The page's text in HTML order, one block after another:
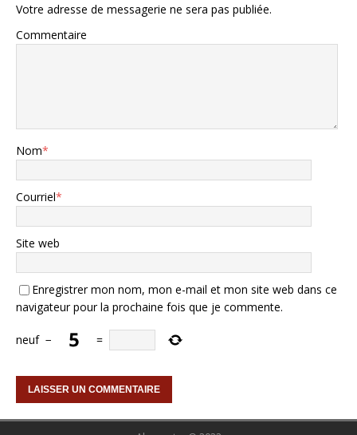
Votre adresse de messagerie ne sera pas publiée.
Commentaire
Nom*
Courriel*
Site web
Enregistrer mon nom, mon e-mail et mon site web dans ce
navigateur pour la prochaine fois que je commente.
neuf − =